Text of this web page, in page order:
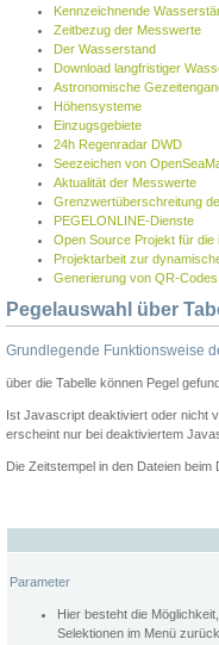
Kennzeichnende
Zeitbezug der Messwerte
Der Wasserstand
Download langfristiger
Astronomische
Höhensysteme
Einzugsgebiete
24h Regenradar DWD
Seezeichen von
Aktualität der Messwerte
Grenzwertüberschreitung
PEGELONLINE-Dienste
Open Source Projekt für die
Projektarbeit zur
Generierung von QR-
Pegelauswahl über
Grundlegende Funktionsweise
über die Tabelle können Pegel
Ist Javascript deaktiviert oder nicht
erscheint nur bei deaktiviertem
Die Zeitstempel in den Dateien
Parameter
Hier besteht die
Selektionen im Menü